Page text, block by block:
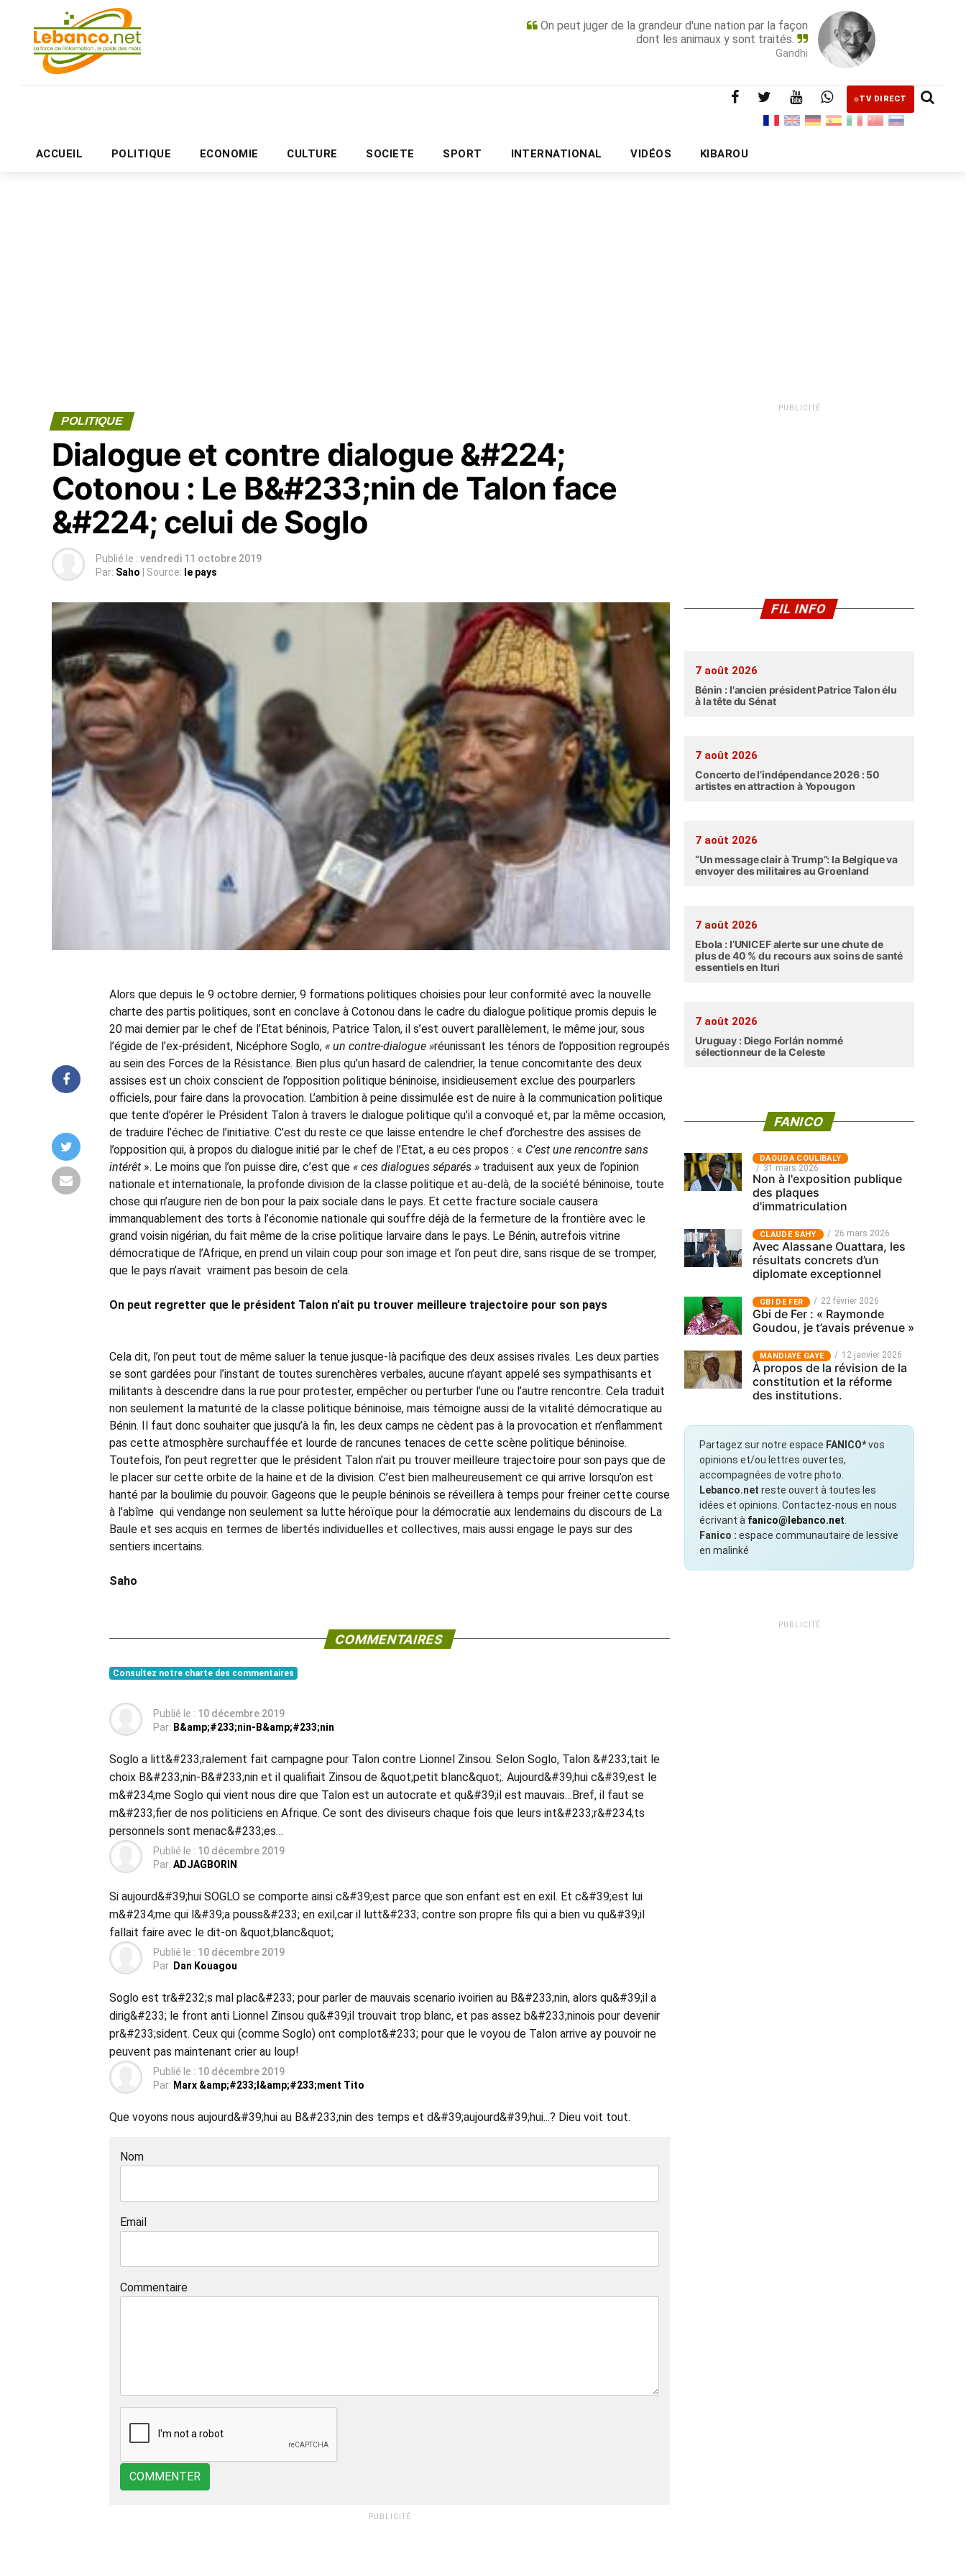
On peut juger de la grandeur d'une nation par la façon
dont les animaux y sont traités.
Gandhi
TV DIRECT
ACCUEIL POLITIQUE ECONOMIE CULTURE SOCIETE SPORT INTERNATIONAL VIDÉOS KIBAROU
PUBLICITÉ
POLITIQUE
Dialogue et contre dialogue &#224;
Cotonou : Le B&#233;nin de Talon face
&#224; celui de Soglo
Publié le : vendredi 11 octobre 2019
Par: Saho | Source: le pays
Alors que depuis le 9 octobre dernier, 9 formations politiques choisies pour leur conformité avec la nouvelle
charte des partis politiques, sont en conclave à Cotonou dans le cadre du dialogue politique promis depuis le
20 mai dernier par le chef de l’Etat béninois, Patrice Talon, il s’est ouvert parallèlement, le même jour, sous
l’égide de l’ex-président, Nicéphore Soglo, « un contre-dialogue »réunissant les ténors de l’opposition regroupés
au sein des Forces de la Résistance. Bien plus qu’un hasard de calendrier, la tenue concomitante des deux
assises est un choix conscient de l’opposition politique béninoise, insidieusement exclue des pourparlers
officiels, pour faire dans la provocation. L’ambition à peine dissimulée est de nuire à la communication politique
que tente d’opérer le Président Talon à travers le dialogue politique qu’il a convoqué et, par la même occasion,
de traduire l’échec de l’initiative. C’est du reste ce que laisse entendre le chef d’orchestre des assises de
l’opposition qui, à propos du dialogue initié par le chef de l’Etat, a eu ces propos : « C’est une rencontre sans
intérêt ». Le moins que l’on puisse dire, c’est que « ces dialogues séparés » traduisent aux yeux de l’opinion
nationale et internationale, la profonde division de la classe politique et au-delà, de la société béninoise, toute
chose qui n’augure rien de bon pour la paix sociale dans le pays. Et cette fracture sociale causera
immanquablement des torts à l’économie nationale qui souffre déjà de la fermeture de la frontière avec le
grand voisin nigérian, du fait même de la crise politique larvaire dans le pays. Le Bénin, autrefois vitrine
démocratique de l’Afrique, en prend un vilain coup pour son image et l’on peut dire, sans risque de se tromper,
que le pays n’avait vraiment pas besoin de cela.
On peut regretter que le président Talon n’ait pu trouver meilleure trajectoire pour son pays
Cela dit, l’on peut tout de même saluer la tenue jusque-là pacifique des deux assises rivales. Les deux parties
se sont gardées pour l’instant de toutes surenchères verbales, aucune n’ayant appelé ses sympathisants et
militants à descendre dans la rue pour protester, empêcher ou perturber l’une ou l’autre rencontre. Cela traduit
non seulement la maturité de la classe politique béninoise, mais témoigne aussi de la vitalité démocratique au
Bénin. Il faut donc souhaiter que jusqu’à la fin, les deux camps ne cèdent pas à la provocation et n’enflamment
pas cette atmosphère surchauffée et lourde de rancunes tenaces de cette scène politique béninoise.
Toutefois, l’on peut regretter que le président Talon n’ait pu trouver meilleure trajectoire pour son pays que de
le placer sur cette orbite de la haine et de la division. C’est bien malheureusement ce qui arrive lorsqu’on est
hanté par la boulimie du pouvoir. Gageons que le peuple béninois se réveillera à temps pour freiner cette course
à l’abîme qui vendange non seulement sa lutte héroïque pour la démocratie aux lendemains du discours de La
Baule et ses acquis en termes de libertés individuelles et collectives, mais aussi engage le pays sur des
sentiers incertains.
Saho
COMMENTAIRES
Consultez notre charte des commentaires
Publié le : 10 décembre 2019
Par: B&amp;#233;nin-B&amp;#233;nin
Soglo a litt&#233;ralement fait campagne pour Talon contre Lionnel Zinsou. Selon Soglo, Talon &#233;tait le
choix B&#233;nin-B&#233;nin et il qualifiait Zinsou de &quot;petit blanc&quot;. Aujourd&#39;hui c&#39;est le
m&#234;me Soglo qui vient nous dire que Talon est un autocrate et qu&#39;il est mauvais…Bref, il faut se
m&#233;fier de nos politiciens en Afrique. Ce sont des diviseurs chaque fois que leurs int&#233;r&#234;ts
personnels sont menac&#233;es…
Publié le : 10 décembre 2019
Par: ADJAGBORIN
Si aujourd&#39;hui SOGLO se comporte ainsi c&#39;est parce que son enfant est en exil. Et c&#39;est lui
m&#234;me qui l&#39;a pouss&#233; en exil,car il lutt&#233; contre son propre fils qui a bien vu qu&#39;il
fallait faire avec le dit-on &quot;blanc&quot;
Publié le : 10 décembre 2019
Par: Dan Kouagou
Soglo est tr&#232;s mal plac&#233; pour parler de mauvais scenario ivoirien au B&#233;nin, alors qu&#39;il a
dirig&#233; le front anti Lionnel Zinsou qu&#39;il trouvait trop blanc, et pas assez b&#233;ninois pour devenir
pr&#233;sident. Ceux qui (comme Soglo) ont complot&#233; pour que le voyou de Talon arrive ay pouvoir ne
peuvent pas maintenant crier au loup!
Publié le : 10 décembre 2019
Par: Marx &amp;#233;l&amp;#233;ment Tito
Que voyons nous aujourd&#39;hui au B&#233;nin des temps et d&#39;aujourd&#39;hui...? Dieu voit tout.
Nom
Email
Commentaire
COMMENTER
PUBLICITÉ
PUBLICITÉ
FIL INFO
7 août 2026
Bénin : l'ancien président Patrice Talon élu
à la tête du Sénat
7 août 2026
Concerto de l’indépendance 2026 : 50
artistes en attraction à Yopougon
7 août 2026
“Un message clair à Trump”: la Belgique va
envoyer des militaires au Groenland
7 août 2026
Ebola : l’UNICEF alerte sur une chute de
plus de 40 % du recours aux soins de santé
essentiels en Ituri
7 août 2026
Uruguay : Diego Forlán nommé
sélectionneur de la Celeste
FANICO
‎DAOUDA COULIBALY
31 mars 2026
Non à l'exposition publique
des plaques
d'immatriculation
CLAUDE SAHY 26 mars 2026
Avec Alassane Ouattara, les
résultats concrets d’un
diplomate exceptionnel
GBI DE FER 22 février 2026
Gbi de Fer : « Raymonde
Goudou, je t’avais prévenue »
MANDIAYE GAYE 12 janvier 2026
À propos de la révision de la
constitution et la réforme
des institutions.
Partagez sur notre espace FANICO*vos
opinions et/ou lettres ouvertes,
accompagnées de votre photo.
Lebanco.net reste ouvert à toutes les
idées et opinions. Contactez-nous en nous
écrivant à fanico@lebanco.net
Fanico : espace communautaire de lessive
en malinké
PUBLICITÉ